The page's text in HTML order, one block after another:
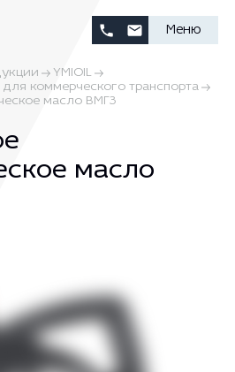
Меню
YMIOIL
коммерческого транспорта
масло ВМГ3
масло